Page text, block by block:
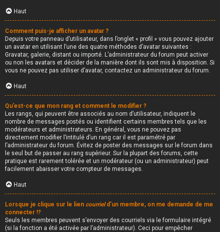
Haut
Comment puis-je afficher un avatar ?
Depuis votre panneau d’utilisateur, dans l’onglet « profil » vous pouvez ajouter
un avatar en utilisant l’une des quatre méthodes d’avatar suivantes :
Gravatar, galerie, distant ou importé. L’administrateur du forum peut activer
ou non les avatars et décider de la manière dont ils sont mis à disposition. Si
vous ne pouvez pas utiliser d’avatar, contactez un administrateur du forum.
Haut
Qu’est-ce que mon rang et comment le modifier ?
Les rangs, qui peuvent être associés au nom d’utilisateur, indiquent le
nombre de messages postés ou identifient certains membres tels que les
modérateurs et administrateurs. En général, vous ne pouvez pas
directement modifier l’intitulé d’un rang car il est paramétré par
l’administrateur du forum. Évitez de poster des messages sur le forum dans
le seul but de passer au rang supérieur. Sur la plupart des forums, cette
pratique est rarement tolérée et un modérateur (ou un administrateur) peut
facilement abaisser votre compteur de messages.
Haut
Lorsque je clique sur le lien courrield’un membre, on me demande de me
connecter !?
Seuls les membres peuvent s’envoyer des courriels via le formulaire intégré
(si la fonction a été activée par l’administrateur). Ceci pour empêcher